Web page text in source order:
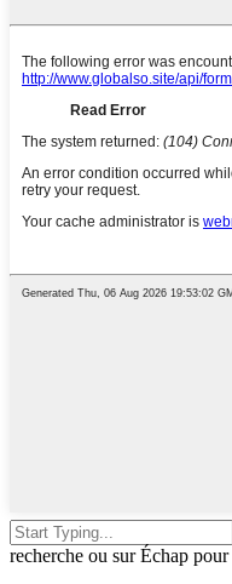
recherche ou sur Échap pour